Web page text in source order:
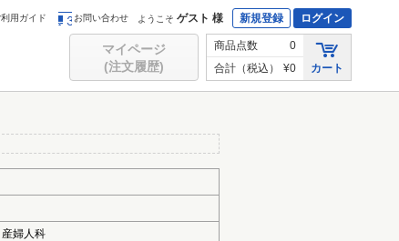
利用ガイド お問い合わせ ようこそ ゲスト 様 新規登録 ログイン
マイページ
(注文履歴)
商品点数
0
合計（税込）
¥0 カート
婦人科